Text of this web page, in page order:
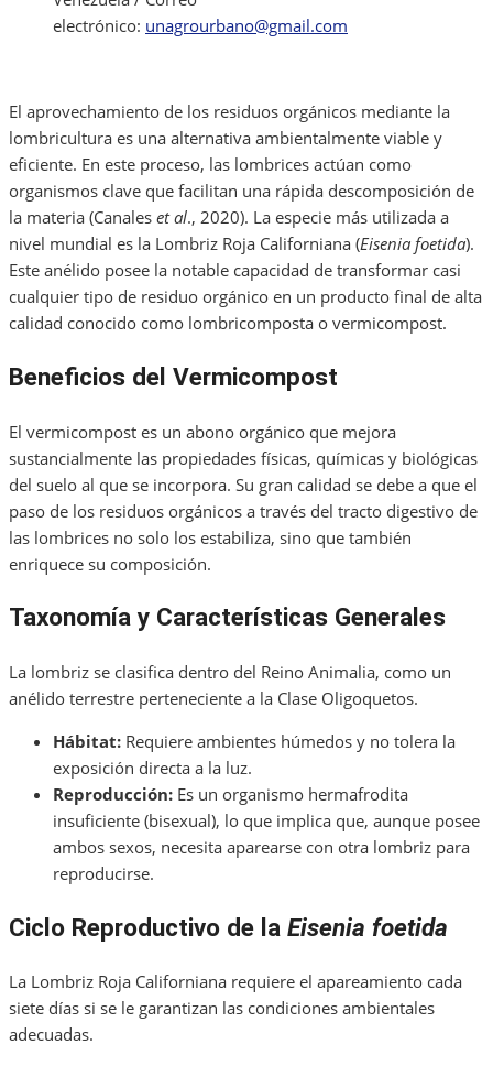
electrónico: unagrourbano@gmail.com
El aprovechamiento de los residuos orgánicos mediante la
lombricultura es una alternativa ambientalmente viable y
eficiente. En este proceso, las lombrices actúan como
organismos clave que facilitan una rápida descomposición de
la materia (Canales et al., 2020). La especie más utilizada a
nivel mundial es la Lombriz Roja Californiana (Eisenia foetida).
Este anélido posee la notable capacidad de transformar casi
cualquier tipo de residuo orgánico en un producto final de alta
calidad conocido como lombricomposta o vermicompost.
Beneficios del Vermicompost
El vermicompost es un abono orgánico que mejora
sustancialmente las propiedades físicas, químicas y biológicas
del suelo al que se incorpora. Su gran calidad se debe a que el
paso de los residuos orgánicos a través del tracto digestivo de
las lombrices no solo los estabiliza, sino que también
enriquece su composición.
Taxonomía y Características Generales
La lombriz se clasifica dentro del Reino Animalia, como un
anélido terrestre perteneciente a la Clase Oligoquetos.
Hábitat: Requiere ambientes húmedos y no tolera la
exposición directa a la luz.
Reproducción: Es un organismo hermafrodita
insuficiente (bisexual), lo que implica que, aunque posee
ambos sexos, necesita aparearse con otra lombriz para
reproducirse.
Ciclo Reproductivo de la Eisenia foetida
La Lombriz Roja Californiana requiere el apareamiento cada
siete días si se le garantizan las condiciones ambientales
adecuadas.